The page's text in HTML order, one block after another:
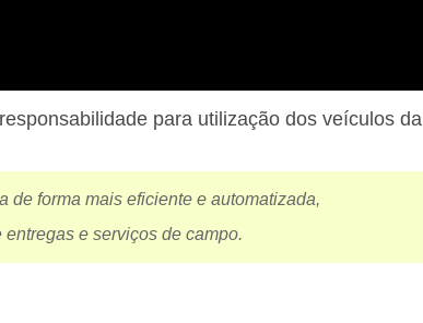
para utilização dos veículos da
de forma mais eficiente e automatizada,
e serviços de campo.